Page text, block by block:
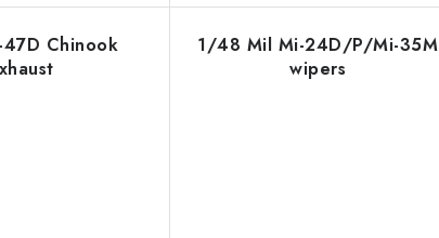
Chinook
1/48 Mil Mi-24D/P/Mi-35M
wipers